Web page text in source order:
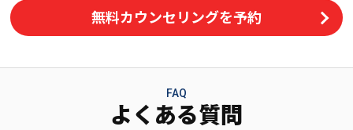
無料カウンセリングを予約
FAQ
よくある質問